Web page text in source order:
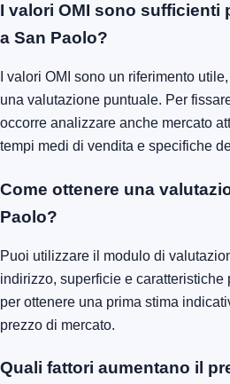
I valori OMI sono sufficienti
a San Paolo?
I valori OMI sono un riferimento
una valutazione puntuale. Per
occorre analizzare anche mercato
tempi medi di vendita e specifiche
Come ottenere una
Paolo?
Puoi utilizzare il modulo di
indirizzo, superficie e caratteristiche
per ottenere una prima stima
prezzo di mercato.
Quali fattori aumentano il